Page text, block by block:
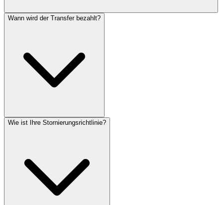
Wann wird der Transfer bezahlt?
Wie ist Ihre Stornierungsrichtlinie?